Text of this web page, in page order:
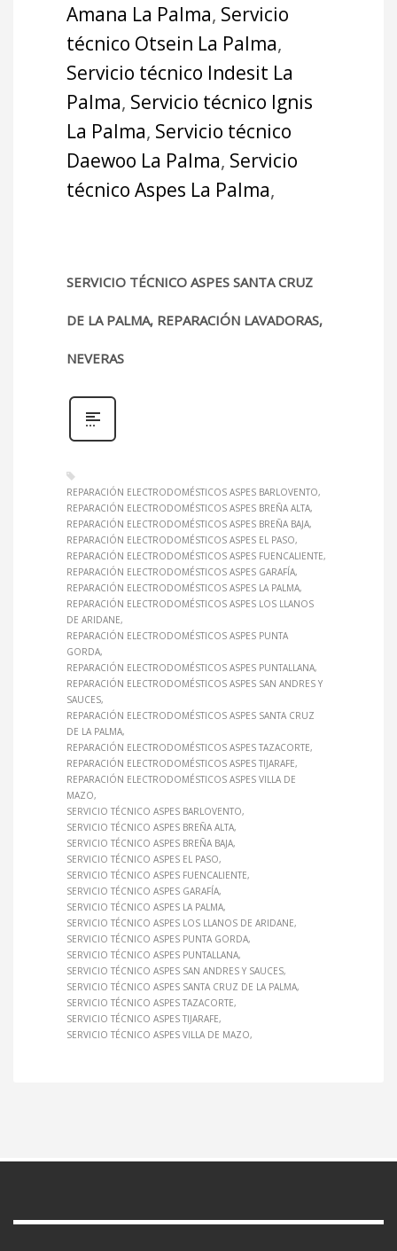
Amana La Palma, Servicio
técnico Otsein La Palma,
Servicio técnico Indesit La
Palma, Servicio técnico Ignis
La Palma, Servicio técnico
Daewoo La Palma, Servicio
técnico Aspes La Palma,
SERVICIO TÉCNICO ASPES SANTA CRUZ
DE LA PALMA, REPARACIÓN LAVADORAS,
NEVERAS
REPARACIÓN ELECTRODOMÉSTICOS ASPES BARLOVENTO
REPARACIÓN ELECTRODOMÉSTICOS ASPES BREÑA ALTA
REPARACIÓN ELECTRODOMÉSTICOS ASPES BREÑA BAJA
REPARACIÓN ELECTRODOMÉSTICOS ASPES EL PASO
REPARACIÓN ELECTRODOMÉSTICOS ASPES FUENCALIENTE
REPARACIÓN ELECTRODOMÉSTICOS ASPES GARAFÍA
REPARACIÓN ELECTRODOMÉSTICOS ASPES LA PALMA
REPARACIÓN ELECTRODOMÉSTICOS ASPES LOS LLANOS
DE ARIDANE
REPARACIÓN ELECTRODOMÉSTICOS ASPES PUNTA
GORDA
REPARACIÓN ELECTRODOMÉSTICOS ASPES PUNTALLANA
REPARACIÓN ELECTRODOMÉSTICOS ASPES SAN ANDRES Y
SAUCES
REPARACIÓN ELECTRODOMÉSTICOS ASPES SANTA CRUZ
DE LA PALMA
REPARACIÓN ELECTRODOMÉSTICOS ASPES TAZACORTE
REPARACIÓN ELECTRODOMÉSTICOS ASPES TIJARAFE
REPARACIÓN ELECTRODOMÉSTICOS ASPES VILLA DE
MAZO
SERVICIO TÉCNICO ASPES BARLOVENTO
SERVICIO TÉCNICO ASPES BREÑA ALTA
SERVICIO TÉCNICO ASPES BREÑA BAJA
SERVICIO TÉCNICO ASPES EL PASO
SERVICIO TÉCNICO ASPES FUENCALIENTE
SERVICIO TÉCNICO ASPES GARAFÍA
SERVICIO TÉCNICO ASPES LA PALMA
SERVICIO TÉCNICO ASPES LOS LLANOS DE ARIDANE
SERVICIO TÉCNICO ASPES PUNTA GORDA
SERVICIO TÉCNICO ASPES PUNTALLANA
SERVICIO TÉCNICO ASPES SAN ANDRES Y SAUCES
SERVICIO TÉCNICO ASPES SANTA CRUZ DE LA PALMA
SERVICIO TÉCNICO ASPES TAZACORTE
SERVICIO TÉCNICO ASPES TIJARAFE
SERVICIO TÉCNICO ASPES VILLA DE MAZO